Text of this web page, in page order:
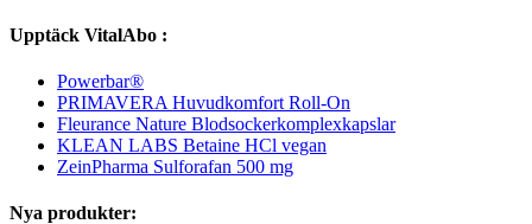
Upptäck VitalAbo :
Powerbar®
PRIMAVERA Huvudkomfort Roll-On
Fleurance Nature Blodsockerkomplexkapslar
KLEAN LABS Betaine HCl vegan
ZeinPharma Sulforafan 500 mg
Nya produkter: